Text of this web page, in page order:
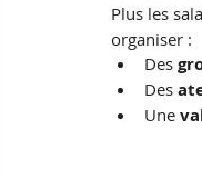
Plus les
organiser :
Des
Des
Une